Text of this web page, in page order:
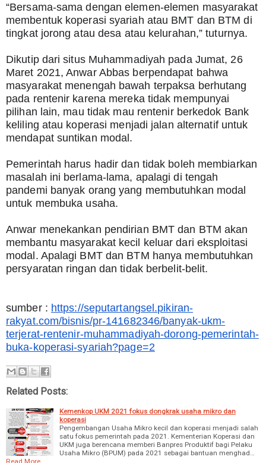
“Bersama-sama dengan elemen-elemen masyarakat
membentuk koperasi syariah atau BMT dan BTM di
tingkat jorong atau desa atau kelurahan,” tuturnya.
Dikutip dari situs Muhammadiyah pada Jumat, 26
Maret 2021, Anwar Abbas berpendapat bahwa
masyarakat menengah bawah terpaksa berhutang
pada rentenir karena mereka tidak mempunyai
pilihan lain, mau tidak mau rentenir berkedok Bank
keliling atau koperasi menjadi jalan alternatif untuk
mendapat suntikan modal.
Pemerintah harus hadir dan tidak boleh membiarkan
masalah ini berlama-lama, apalagi di tengah
pandemi banyak orang yang membutuhkan modal
untuk membuka usaha.
Anwar menekankan pendirian BMT dan BTM akan
membantu masyarakat kecil keluar dari eksploitasi
modal. Apalagi BMT dan BTM hanya membutuhkan
persyaratan ringan dan tidak berbelit-belit.
sumber : https://seputartangsel.pikiran-
rakyat.com/bisnis/pr-141682346/banyak-ukm-
terjerat-rentenir-muhammadiyah-dorong-pemerintah-
buka-koperasi-syariah?page=2
Related Posts:
Kemenkop UKM 2021 fokus dongkrak usaha mikro dan
koperasi
Pengembangan Usaha Mikro kecil dan koperasi menjadi salah
satu fokus pemerintah pada 2021. Kementerian Koperasi dan
UKM juga berencana memberi Banpres Produktif bagi Pelaku
Usaha Mikro (BPUM) pada 2021 sebagai bantuan menghad…
Read More